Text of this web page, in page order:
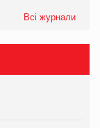
Всі журнали